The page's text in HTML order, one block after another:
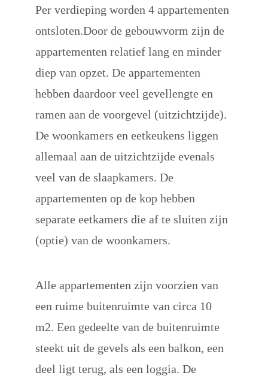
Per verdieping worden 4 appartementen
ontsloten.Door de gebouwvorm zijn de
appartementen relatief lang en minder
diep van opzet. De appartementen
hebben daardoor veel gevellengte en
ramen aan de voorgevel (uitzichtzijde).
De woonkamers en eetkeukens liggen
allemaal aan de uitzichtzijde evenals
veel van de slaapkamers. De
appartementen op de kop hebben
separate eetkamers die af te sluiten zijn
(optie) van de woonkamers.
Alle appartementen zijn voorzien van
een ruime buitenruimte van circa 10
m2. Een gedeelte van de buitenruimte
steekt uit de gevels als een balkon, een
deel ligt terug, als een loggia. De